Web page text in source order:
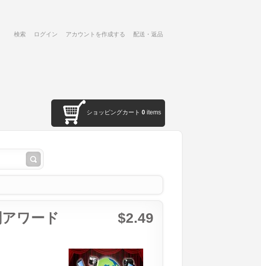
検索 ログイン アカウントを作成する 配送・返品
ショッピングカート 0 items
$2.49
ワード